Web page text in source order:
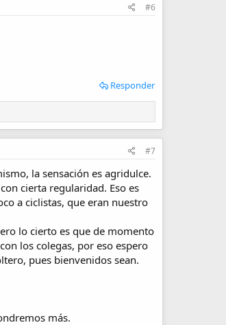
#6
Responder
#7
la sensación es agridulce.
cierta regularidad. Eso es
a ciclistas, que eran nuestro
lo cierto es que de momento
los colegas, por eso espero
pues bienvenidos sean.
más.